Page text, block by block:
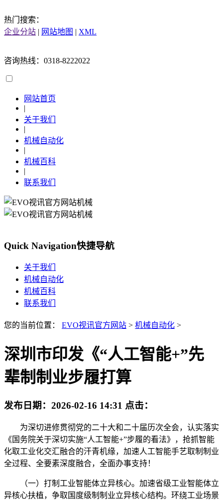
热门搜索：
企业分站 | 网站地图 | XML
咨询热线：0318-8222022
网站首页
|
关于我们
|
机械自动化
|
机械百科
|
联系我们
Quick Navigation快捷导航
关于我们
机械自动化
机械百科
联系我们
您的当前位置： EVO视讯官方网站 > 机械自动化 >
深圳市印发《“人工智能+”先
辈制制业步履打算
发布日期： 2026-02-16 14:31 点击：
为深切进修贯彻党的二十大和二十届历次全会，认实落实
《国务院关于深切实施“人工智能+”步履的看法》，抢抓智能
化取工业化交汇融合的汗青机缘，加速人工智能手艺取制制业
全过程、全要素深度融合，全面办事支持！
（一）打制工业智能体立异核心。加速省级工业智能体立
异核心扶植，争取国度级制制业立异核心结构。环绕工业场景